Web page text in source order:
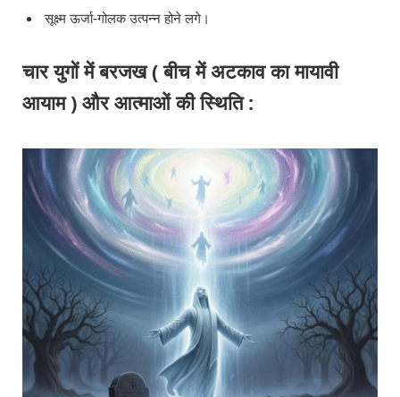
सूक्ष्म ऊर्जा-गोलक उत्पन्न होने लगे।
चार युगों में बरजख ( बीच में अटकाव का मायावी
आयाम ) और आत्माओं की स्थिति :